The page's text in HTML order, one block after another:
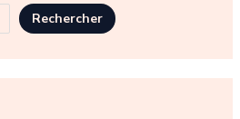
Rechercher